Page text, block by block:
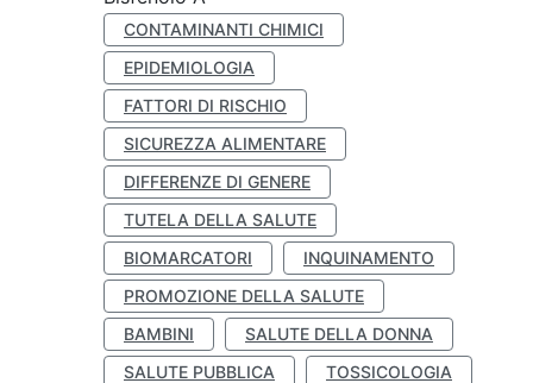
CONTAMINANTI CHIMICI
EPIDEMIOLOGIA
FATTORI DI RISCHIO
SICUREZZA ALIMENTARE
DIFFERENZE DI GENERE
TUTELA DELLA SALUTE
BIOMARCATORI
INQUINAMENTO
PROMOZIONE DELLA SALUTE
BAMBINI
SALUTE DELLA DONNA
SALUTE PUBBLICA
TOSSICOLOGIA